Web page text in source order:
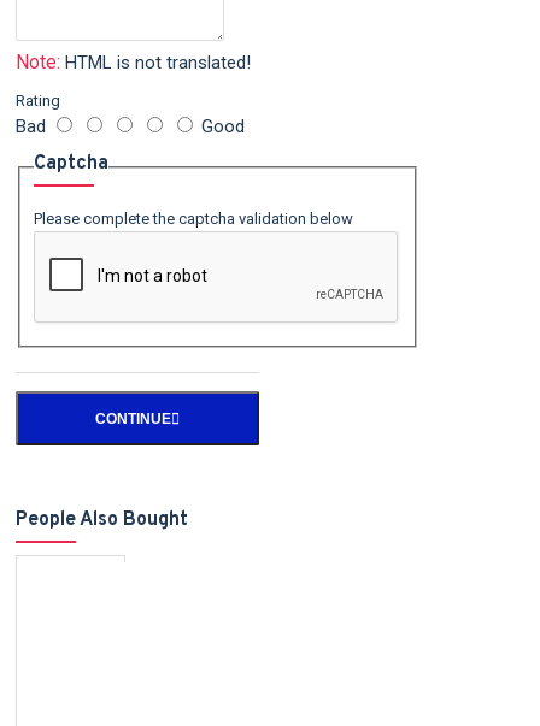
Note: HTML is not translated!
Rating
Bad Good
Captcha
Please complete the captcha validation below
CONTINUE
People Also Bought